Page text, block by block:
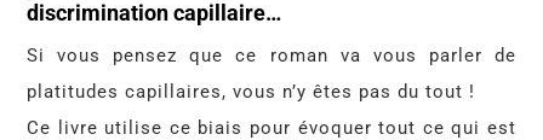
discrimination capillaire…
Si vous pensez que ce roman va vous parler de
platitudes capillaires, vous n’y êtes pas du tout !
Ce livre utilise ce biais pour évoquer tout ce qui est